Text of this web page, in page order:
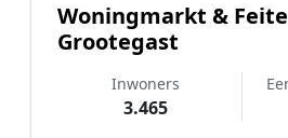
Woningmarkt &
Grootegast
Inwoners
3.465